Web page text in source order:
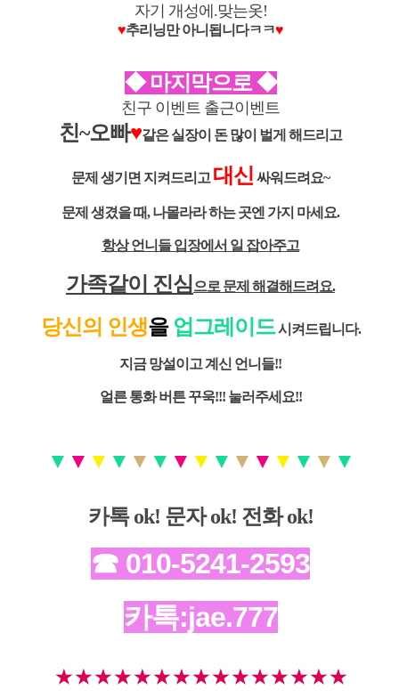
자기 개성에.맞는옷!
♥추리닝만 아니됩니다ㅋㅋ♥
◆ 마지막으로◆
친구 이벤트 출근이벤트
친~오빠♥같은 실장이 돈 많이 벌게 해드리고
문제 생기면 지켜드리고 대신 싸워드려요~
문제 생겼을 때, 나몰라라 하는 곳엔 가지 마세요.
항상 언니들 입장에서 일 잡아주고
가족같이 진심으로 문제 해결해드려요.
당신의 인생을 업그레이드 시켜드립니다.
지금 망설이고 계신 언니들!!
얼른 통화 버튼 꾸욱!!! 눌러주세요!!
▼ ▼ ▼ ▼ ▼ ▼ ▼ ▼ ▼ ▼ ▼ ▼ ▼ ▼ ▼
카톡 ok! 문자 ok! 전화 ok!
☎ 010-5241-2593
카톡:jae.777
★ ★ ★★ ★ ★★ ★ ★★ ★ ★★ ★ ★